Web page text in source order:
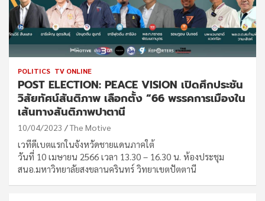
POLITICS TV ONLINE
POST ELECTION: PEACE VISION เปิดศึกประชัน
วิสัยทัศน์สันติภาพ เลือกตั้ง “66 พรรคการเมืองใน
เส้นทางสันติภาพปาตานี
10/04/2023 The Motive
เวทีดีเบตแรกในจังหวัดชายแดนภาคใต้
วันที่ 10 เมษายน 2566 เวลา 13.30 – 16.30 น. ห้องประชุม
สนอ.มหาวิทยาลัยสงขลานครินทร์ วิทยาเขตปัตตานี